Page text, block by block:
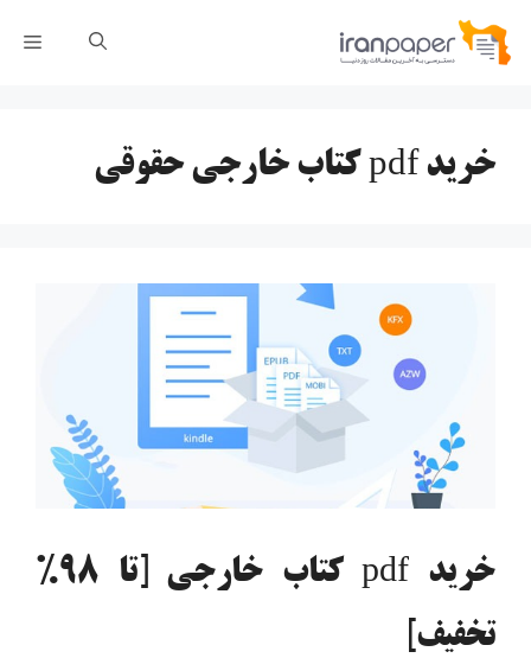
پرش
خرید pdf کتاب خارجی حقوقی
خرید pdf کتاب خارجی [تا 98%
تخفیف]